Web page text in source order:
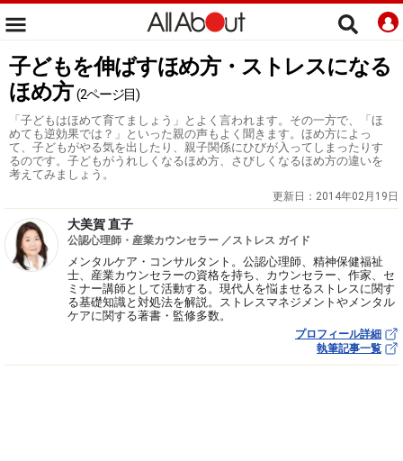
子どもを伸ばすほめ方・ストレスになる
ほめ方 (2ページ目)
「子どもはほめて育てましょう」とよく言われます。その一方で、「ほ
めても逆効果では？」といった親の声もよく聞きます。ほめ方によっ
て、子どもがやる気を出したり、親子関係にひびが入ってしまったりす
るのです。子どもがうれしくなるほめ方、さびしくなるほめ方の違いを
考えてみましょう。
更新日： 2014年02月19日
大美賀 直子
公認心理師・産業カウンセラー ／ストレス ガイド
メンタルケア・コンサルタント。公認心理師、精神保健福祉
士、産業カウンセラーの資格を持ち、カウンセラー、作家、セ
ミナー講師として活動する。現代人を悩ませるストレスに関す
る基礎知識と対処法を解説。ストレスマネジメントやメンタル
ケアに関する著書・監修多数。
プロフィール詳細
執筆記事一覧